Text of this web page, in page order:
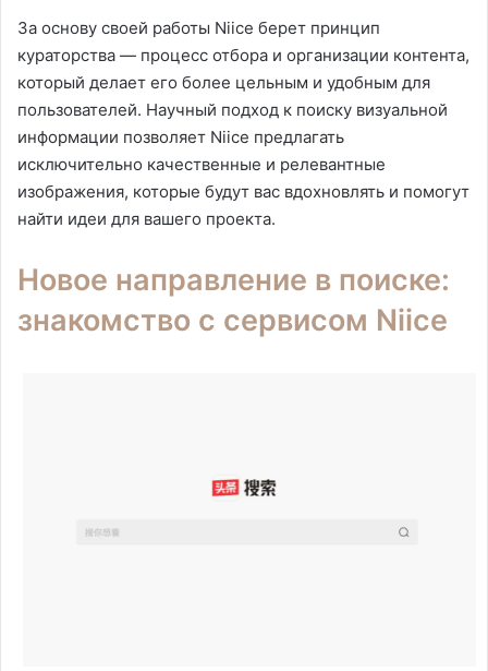
За основу своей работы Niice берет принцип
кураторства — процесс отбора и организации контента,
который делает его более цельным и удобным для
пользователей. Научный подход к поиску визуальной
информации позволяет Niice предлагать
исключительно качественные и релевантные
изображения, которые будут вас вдохновлять и помогут
найти идеи для вашего проекта.
Новое направление в поиске:
знакомство с сервисом Niice